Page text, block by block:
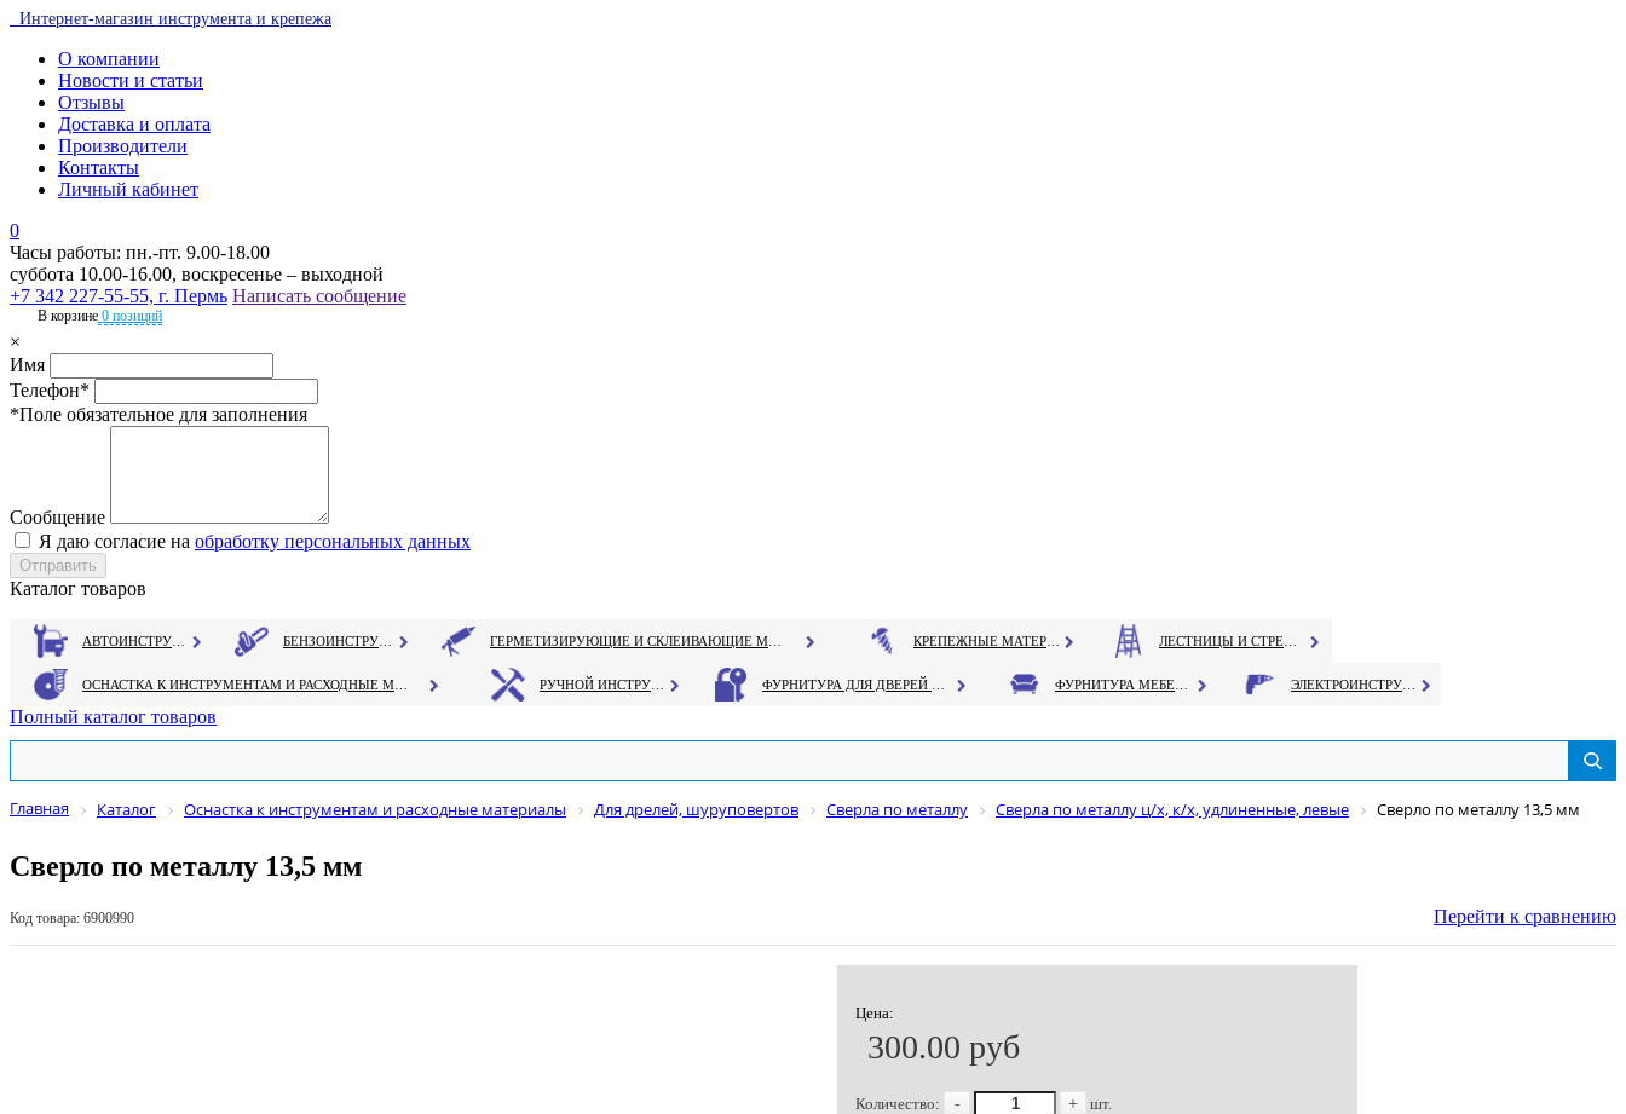
Интернет-магазин инструмента и крепежа
О компании
Новости и статьи
Отзывы
Доставка и оплата
Производители
Контакты
Личный кабинет
0
Часы работы: пн.-пт. 9.00-18.00
суббота 10.00-16.00, воскресенье – выходной
+7 342 227-55-55, г. Пермь Написать сообщение
В корзине 0 позиций
×
Имя
Телефон*
*Поле обязательное для заполнения
Сообщение
Я даю согласие на обработку персональных данных
Каталог товаров
Полный каталог товаров
Главная Каталог Оснастка к инструментам и расходные материалы Для дрелей, шуруповертов Сверла по металлу Сверла по металлу ц/х, к/х, удлиненные, левые Сверло по металлу 13,5 мм
Сверло по металлу 13,5 мм
Код товара: 6900990 Перейти к сравнению
Цена:
300.00 руб
Количество: - +
шт.